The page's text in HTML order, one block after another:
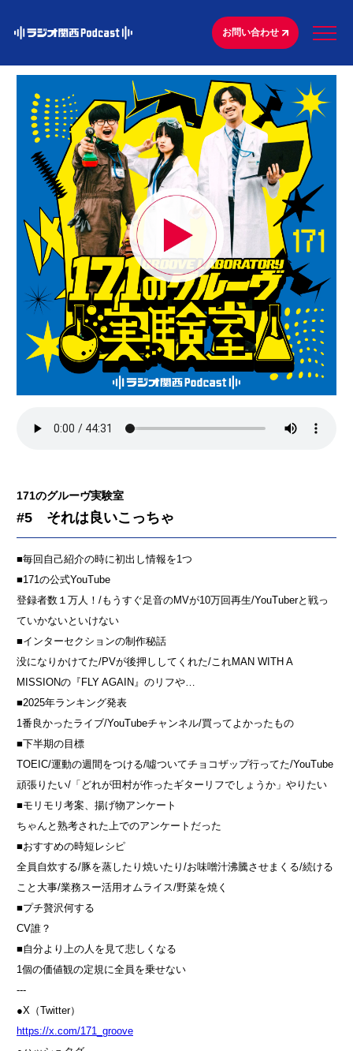
お問い合わせ
171のグルーヴ実験室
#5 それは良いこっちゃ
■毎回自己紹介の時に初出し情報を1つ
■171の公式YouTube
登録者数１万人！/もうすぐ足音のMVが10万回再生/YouTuberと戦っ
ていかないといけない
■インターセクションの制作秘話
没になりかけてた/PVが後押ししてくれた/これMAN WITH A
MISSIONの『FLY AGAIN』のリフや…
■2025年ランキング発表
1番良かったライブ/YouTubeチャンネル/買ってよかったもの
■下半期の目標
TOEIC/運動の週間をつける/噓ついてチョコザップ行ってた/YouTube
頑張りたい/「どれが田村が作ったギターリフでしょうか」やりたい
■モリモリ考案、揚げ物アンケート
ちゃんと熟考された上でのアンケートだった
■おすすめの時短レシピ
全員自炊する/豚を蒸したり焼いたり/お味噌汁沸騰させまくる/続ける
こと大事/業務スー活用オムライス/野菜を焼く
■プチ贅沢何する
CV誰？
■自分より上の人を見て悲しくなる
1個の価値観の定規に全員を乗せない
---
●X（Twitter）
⁠⁠⁠https://x.com/171_groove⁠⁠⁠